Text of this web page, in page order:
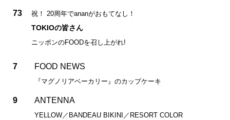
73 祝！ 20周年でananがおもてなし！
TOKIOの皆さん
ニッポンのFOODを召し上がれ!
7 FOOD NEWS
『マグノリアベーカリー』のカップケーキ
9 ANTENNA
YELLOW／BANDEAU BIKINI／RESORT COLOR